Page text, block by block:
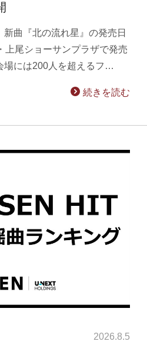
曲『北の流れ星』の発売日
上尾ショーサンプラザで発売
場には200人を超えるフ…
続きを読む
2026.8.5